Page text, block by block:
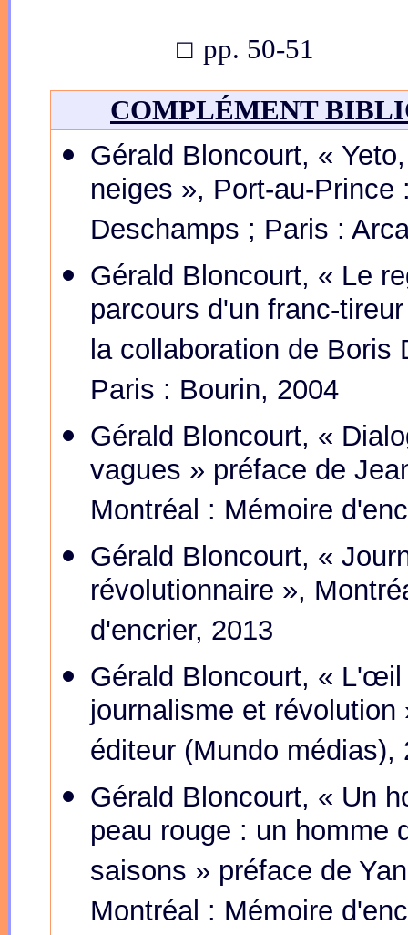
☐ pp. 50-51
COMPLÉMENT
Gérald Bloncourt, «
neiges », Port-au-Prince
Deschamps ; Paris :
Gérald Bloncourt, « Le
parcours d'un franc-
la collaboration de Boris
Paris : Bourin, 2004
Gérald Bloncourt, «
vagues » préface de
Montréal : Mémoire
Gérald Bloncourt, «
révolutionnaire »,
d'encrier, 2013
Gérald Bloncourt, «
journalisme et
éditeur (Mundo médias),
Gérald Bloncourt, « Un
peau rouge : un homme
saisons » préface de
Montréal : Mémoire